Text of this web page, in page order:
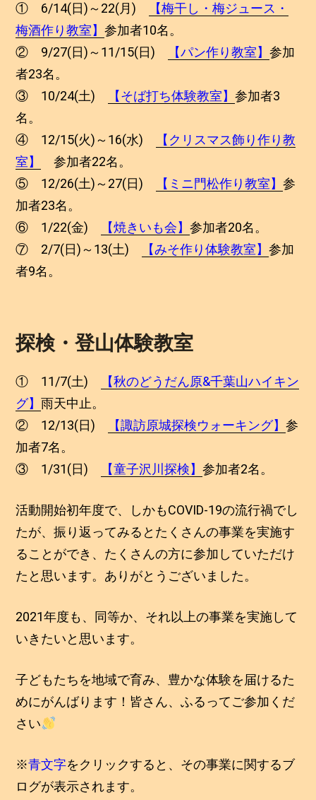
① 6/14(日)～22(月)
【梅干し・梅ジュース・
梅酒作り教室】参加者10名。
② 9/27(日)～11/15(日)
【パン作り教室】参加
者23名。
③ 10/24(土)
【そば打ち体験教室】参加者3
名。
④ 12/15(火)～16(水)
【クリスマス飾り作り教
室】
参加者22名。
⑤ 12/26(土)～27(日)
【ミニ門松作り教室】参
加者23名。
⑥ 1/22(金)
【焼きいも会】参加者20名。
⑦ 2/7(日)～13(土)
【みそ作り体験教室】参加
者9名。
探検・登山体験教室
① 11/7(土)
【秋のどうだん原&千葉山ハイキン
グ】雨天中止。
② 12/13(日)
【諏訪原城探検ウォーキング】参
加者7名。
③ 1/31(日)
【童子沢川探検】参加者2名。
活動開始初年度で、しかもCOVID-19の流行禍でし
たが、振り返ってみるとたくさんの事業を実施す
ることができ、たくさんの方に参加していただけ
たと思います。ありがとうございました。
2021年度も、同等か、それ以上の事業を実施して
いきたいと思います。
子どもたちを地域で育み、豊かな体験を届けるた
めにがんばります！皆さん、ふるってご参加くだ
さい
※青文字をクリックすると、その事業に関するブ
ログが表示されます。